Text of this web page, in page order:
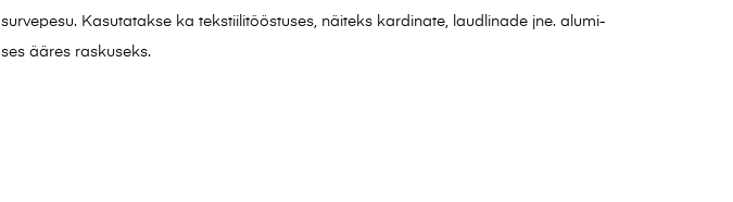
survepesu. Kasutatakse ka tekstiilitööstuses, näiteks kardinate, laudlinade jne. alumi-
ses ääres raskuseks.